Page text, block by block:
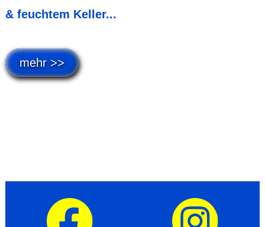
& feuchtem Keller...
mehr >>